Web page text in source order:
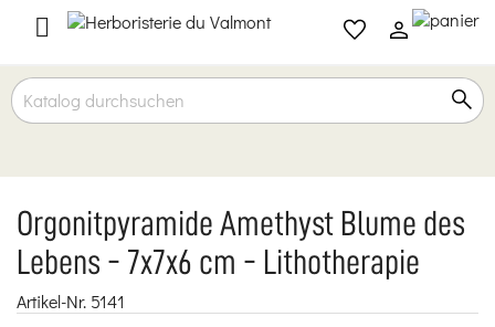

Orgonitpyramide Amethyst Blume des
Lebens - 7x7x6 cm - Lithotherapie
Artikel-Nr. 5141